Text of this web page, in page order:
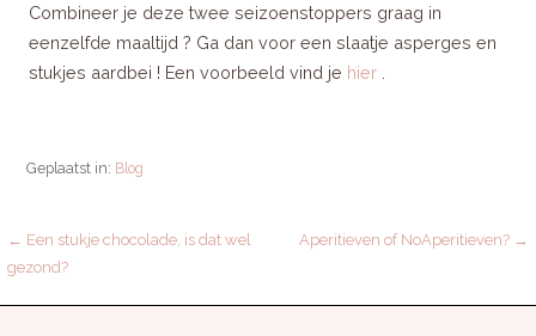
Combineer je deze twee seizoenstoppers graag in
eenzelfde maaltijd ? Ga dan voor een slaatje asperges en
stukjes aardbei ! Een voorbeeld vind je hier.
Geplaatst in: Blog
← Een stukje chocolade, is dat wel
gezond?
Aperitieven of NoAperitieven? →